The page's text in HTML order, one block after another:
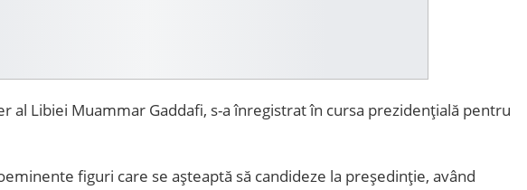
al Libiei Muammar Gaddafi, s-a înregistrat în cursa prezidențială pentru
figuri care se așteaptă să candideze la președinție, având